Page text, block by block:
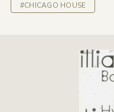
#CHICAGO HOUSE